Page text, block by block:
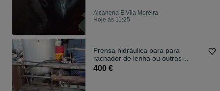
Alcanena E Vila Moreira
Hoje às 11:25
Prensa hidráulica para para
rachador de lenha ou outras
aplicações
400 €